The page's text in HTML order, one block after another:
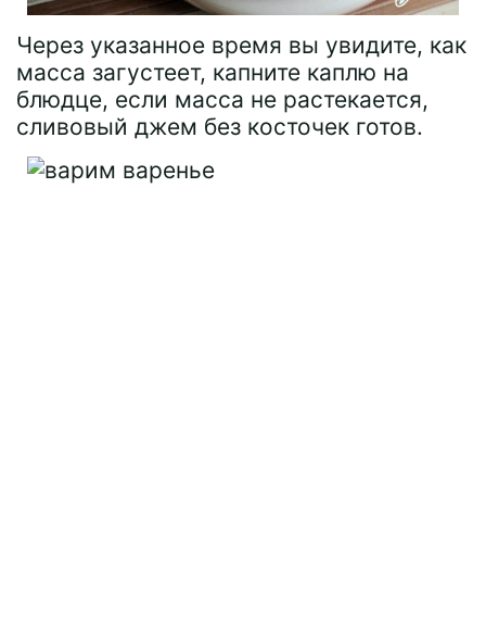
Через указанное время вы увидите, как
масса загустеет, капните каплю на
блюдце, если масса не растекается,
сливовый джем без косточек готов.